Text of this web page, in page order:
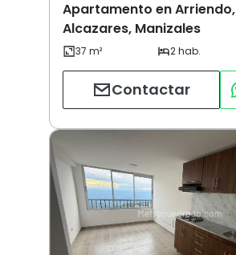
Apartamento en Arriendo,
Alcazares, Manizales
Contactar